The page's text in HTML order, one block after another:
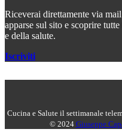
Riceverai direttamente via
apparse sul sito e scoprire
e della salute.
Iscriviti
Cucina e Salute il settimanale
© 2024 Giuseppe